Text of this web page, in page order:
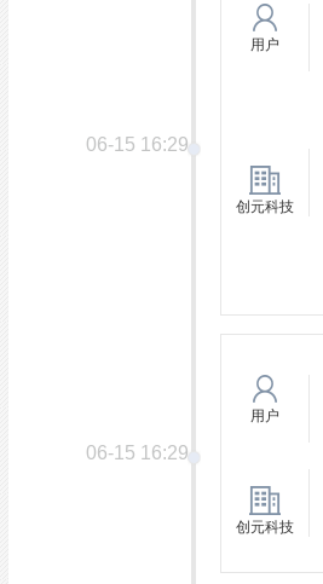
06-15 16:29
用户
创元科技
06-15 16:29
用户
创元科技